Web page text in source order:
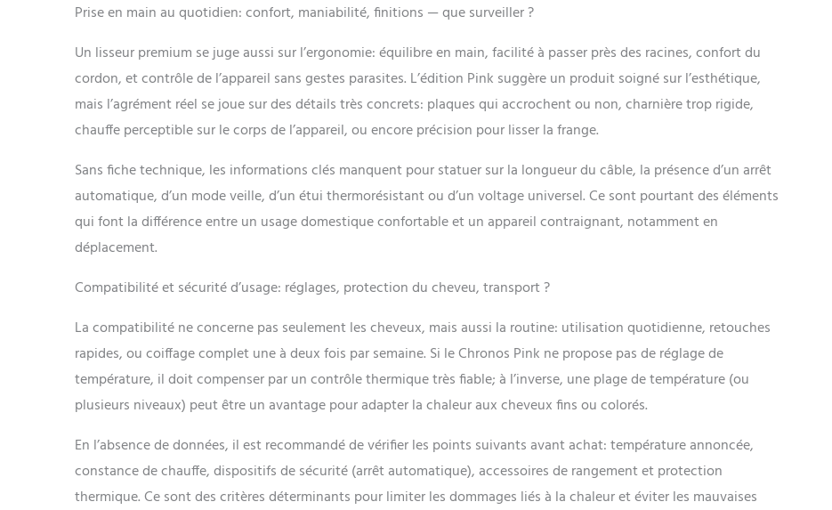
Prise en main au quotidien: confort, maniabilité, finitions — que surveiller ?
Un lisseur premium se juge aussi sur l’ergonomie: équilibre en main, facilité à passer près des racines, confort du
cordon, et contrôle de l’appareil sans gestes parasites. L’édition Pink suggère un produit soigné sur l’esthétique,
mais l’agrément réel se joue sur des détails très concrets: plaques qui accrochent ou non, charnière trop rigide,
chauffe perceptible sur le corps de l’appareil, ou encore précision pour lisser la frange.
Sans fiche technique, les informations clés manquent pour statuer sur la longueur du câble, la présence d’un arrêt
automatique, d’un mode veille, d’un étui thermorésistant ou d’un voltage universel. Ce sont pourtant des éléments
qui font la différence entre un usage domestique confortable et un appareil contraignant, notamment en
déplacement.
Compatibilité et sécurité d’usage: réglages, protection du cheveu, transport ?
La compatibilité ne concerne pas seulement les cheveux, mais aussi la routine: utilisation quotidienne, retouches
rapides, ou coiffage complet une à deux fois par semaine. Si le Chronos Pink ne propose pas de réglage de
température, il doit compenser par un contrôle thermique très fiable; à l’inverse, une plage de température (ou
plusieurs niveaux) peut être un avantage pour adapter la chaleur aux cheveux fins ou colorés.
En l’absence de données, il est recommandé de vérifier les points suivants avant achat: température annoncée,
constance de chauffe, dispositifs de sécurité (arrêt automatique), accessoires de rangement et protection
thermique. Ce sont des critères déterminants pour limiter les dommages liés à la chaleur et éviter les mauvaises